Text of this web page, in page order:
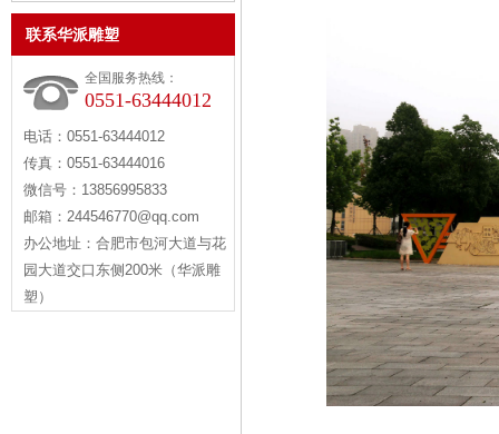
联系华派雕塑
全国服务热线：
0551-63444012
电话：0551-63444012
传真：0551-63444016
微信号：13856995833
邮箱：244546770@qq.com
办公地址：合肥市包河大道与花
园大道交口东侧200米（华派雕
塑）